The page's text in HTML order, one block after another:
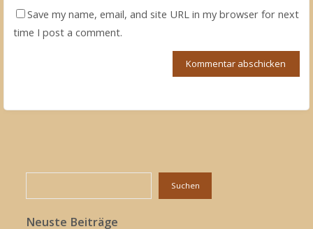
Save my name, email, and site URL in my browser for next
time I post a comment.
Suchen
Neuste Beiträge